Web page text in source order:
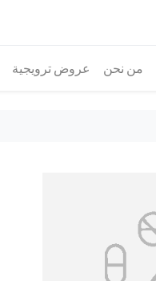
من نحن عروض ترويجية